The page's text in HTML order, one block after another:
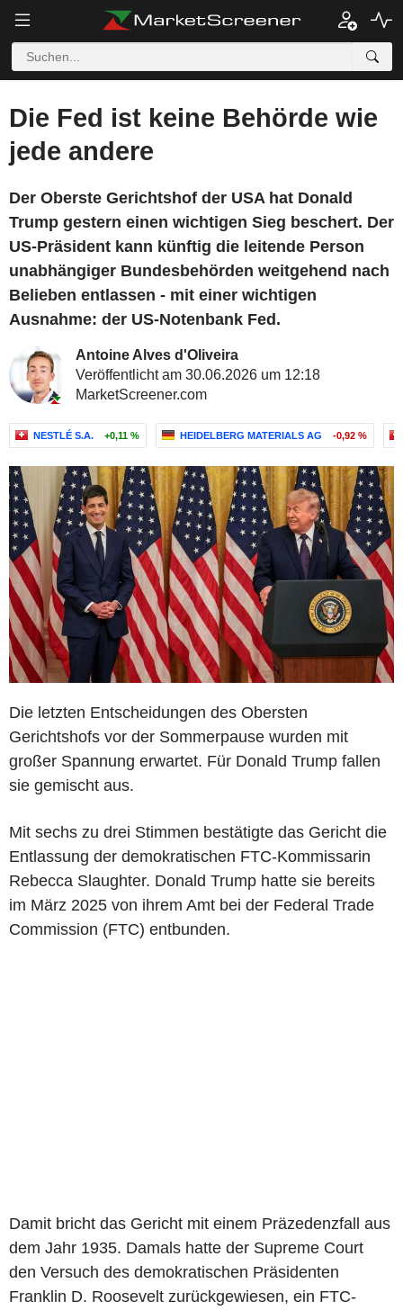
Die Fed ist keine Behörde wie
jede andere
Der Oberste Gerichtshof der USA hat Donald
Trump gestern einen wichtigen Sieg beschert. Der
US-Präsident kann künftig die leitende Person
unabhängiger Bundesbehörden weitgehend nach
Belieben entlassen - mit einer wichtigen
Ausnahme: der US-Notenbank Fed.
Antoine Alves d'Oliveira
Veröffentlicht am 30.06.2026 um 12:18
MarketScreener.com
NESTLÉ S.A. +0,11 % HEIDELBERG MATERIALS AG -0,92 %
Die letzten Entscheidungen des Obersten
Gerichtshofs vor der Sommerpause wurden mit
großer Spannung erwartet. Für Donald Trump fallen
sie gemischt aus.
Mit sechs zu drei Stimmen bestätigte das Gericht die
Entlassung der demokratischen FTC-Kommissarin
Rebecca Slaughter. Donald Trump hatte sie bereits
im März 2025 von ihrem Amt bei der Federal Trade
Commission (FTC) entbunden.
Damit bricht das Gericht mit einem Präzedenzfall aus
dem Jahr 1935. Damals hatte der Supreme Court
den Versuch des demokratischen Präsidenten
Franklin D. Roosevelt zurückgewiesen, ein FTC-